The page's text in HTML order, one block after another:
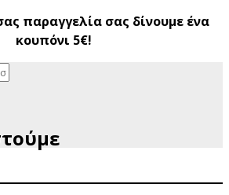
παραγγελία σας δίνουμε ένα
κουπόνι 5€!